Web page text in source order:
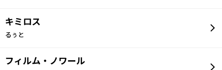
キミロス
るぅと
フィルム・ノワール